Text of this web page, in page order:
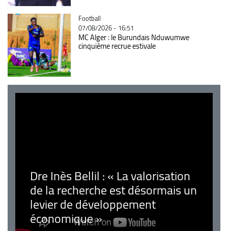
Catégorie
Football
07/08/2026 - 16:51
MC Alger : le Burundais Nduwumwe
cinquième recrue estivale
Dre Inès Bellil : « La valorisation
de la recherche est désormais un
levier de développement
économique »